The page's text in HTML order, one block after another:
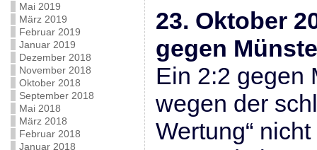
Mai 2019
März 2019
Februar 2019
Januar 2019
Dezember 2018
November 2018
Oktober 2018
September 2018
Mai 2018
März 2018
Februar 2018
Januar 2018
23. Oktober
gegen
Ein 2:2 gegen
wegen der
Wertung“